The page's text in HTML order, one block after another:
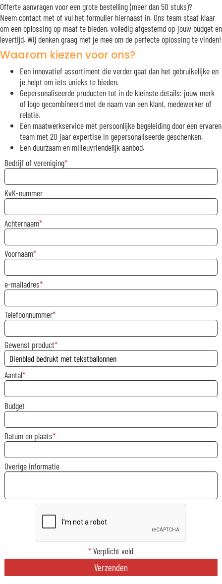
Offerte aanvragen voor een grote bestelling (meer dan 50 stuks)?
Neem contact met of vul het formulier hiernaast in. Ons team staat klaar
om een oplossing op maat te bieden, volledig afgestemd op jouw budget en
levertijd. Wij denken graag met je mee om de perfecte oplossing te vinden!
Waarom kiezen voor ons?
Een innovatief assortiment die verder gaat dan het gebruikelijke en
je helpt om iets unieks te bieden.
Gepersonaliseerde producten tot in de kleinste details: jouw merk
of logo gecombineerd met de naam van een klant, medewerker of
relatie.
Een maatwerkservice met persoonlijke begeleiding door een ervaren
team met 20 jaar expertise in gepersonaliseerde geschenken.
Een duurzaam en milieuvriendelijk aanbod.
Bedrijf of vereniging
KvK-nummer
Achternaam
Voornaam
e-mailadres
Telefoonnummer
Gewenst product
Aantal
Budget
Datum en plaats
Overige informatie
*Verplicht veld
Verzenden